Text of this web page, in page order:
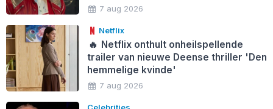
7 aug 2026
Netflix
🔥 Netflix onthult onheilspellende
trailer van nieuwe Deense thriller 'Den
hemmelige kvinde'
7 aug 2026